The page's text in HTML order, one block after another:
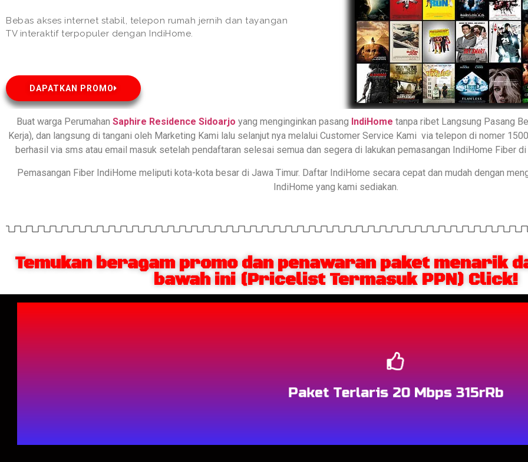
Bebas akses internet stabil, telepon rumah jernih dan tayangan
TV interaktif terpopuler dengan IndiHome.
DAPATKAN PROMO
Buat warga Perumahan Saphire Residence Sidoarjo yang menginginkan pasang IndiHome tanpa ribet Langsung Pasang
Kerja), dan langsung di tangani oleh Marketing Kami lalu selanjut nya melalui Customer Service Kami via telepon di nomer
berhasil via sms atau email masuk setelah pendaftaran selesai semua dan segera di lakukan pemasangan IndiHome Fiber
Pemasangan Fiber IndiHome meliputi kota-kota besar di Jawa Timur. Daftar IndiHome secara cepat dan mudah dengan
IndiHome yang kami sediakan.
Temukan beragam promo dan penawaran paket menarik
bawah ini (Pricelist Termasuk PPN) Click!
Paket Terlaris 20 Mbps 315rRb